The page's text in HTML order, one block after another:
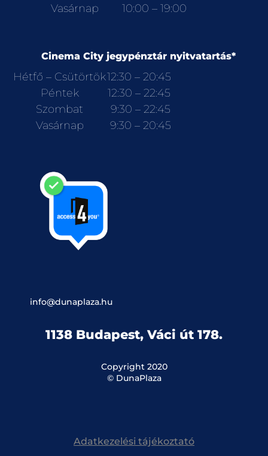
Vasárnap
10:00 – 19:00
Cinema City jegypénztár nyitvatartás*
Hétfő – Csütörtök12:30 – 20:45
Péntek
12:30 – 22:45
Szombat
9:30 – 22:45
Vasárnap
9:30 – 20:45
info@dunaplaza.hu
1138 Budapest, Váci út 178.
Copyright 2020
© DunaPlaza
Adatkezelési tájékoztató